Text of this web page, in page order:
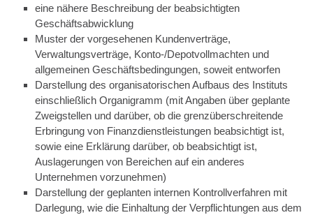
eine nähere Beschreibung der beabsichtigten
Geschäftsabwicklung
Muster der vorgesehenen Kundenverträge,
Verwaltungsverträge, Konto-/Depotvollmachten und
allgemeinen Geschäftsbedingungen, soweit entworfen
Darstellung des organisatorischen Aufbaus des Instituts
einschließlich Organigramm (mit Angaben über geplante
Zweigstellen und darüber, ob die grenzüberschreitende
Erbringung von Finanzdienstleistungen beabsichtigt ist,
sowie eine Erklärung darüber, ob beabsichtigt ist,
Auslagerungen von Bereichen auf ein anderes
Unternehmen vorzunehmen)
Darstellung der geplanten internen Kontrollverfahren mit
Darlegung, wie die Einhaltung der Verpflichtungen aus dem